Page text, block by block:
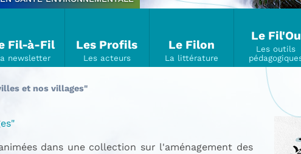
Fil-à-Fil Les Profils Le Filon
Le Fil'Ou
et nos villages"
dans une collection sur l'aménagement des